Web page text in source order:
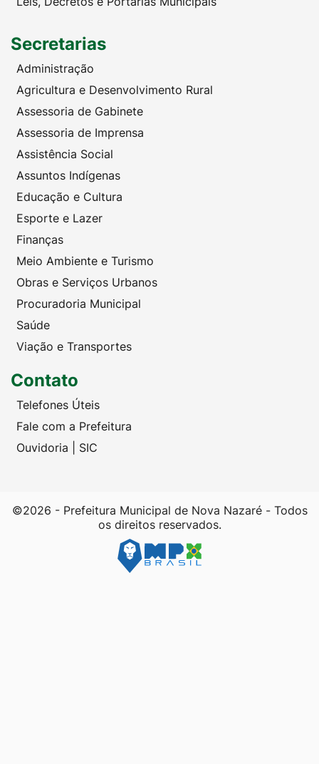
Secretarias
Administração
Agricultura e Desenvolvimento Rural
Assessoria de Gabinete
Assessoria de Imprensa
Assistência Social
Assuntos Indígenas
Educação e Cultura
Esporte e Lazer
Finanças
Meio Ambiente e Turismo
Obras e Serviços Urbanos
Procuradoria Municipal
Saúde
Viação e Transportes
Contato
Telefones Úteis
Fale com a Prefeitura
Ouvidoria | SIC
©2026 - Prefeitura Municipal de Nova Nazaré - Todos
os direitos reservados.